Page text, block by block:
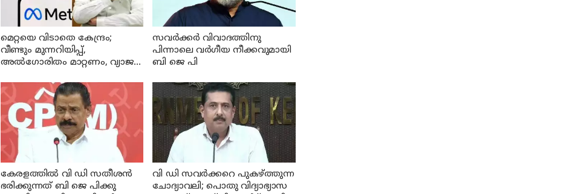
മെറ്റയെ വിടാതെ കേന്ദ്രം;
വീണ്ടും മുന്നറിയിപ്പ്,
അൽഗോരിതം മാറ്റണം, വ്യാജ
ഉടൻ നടപടി വേണം
സവര്‍ക്കര്‍ വിവാദത്തിനു
പിന്നാലെ വര്‍ഗീയ നീക്കവുമായി
ബി ജെ പി
കേരളത്തില്‍ വി ഡി സതീശന്‍
ഭരിക്കുന്നത് ബി ജെ പിക്കു
വി ഡി സവര്‍ക്കറെ പുകഴ്ത്തുന്ന
ചോദ്യാവലി; പൊതു വിദ്യാഭ്യാസ